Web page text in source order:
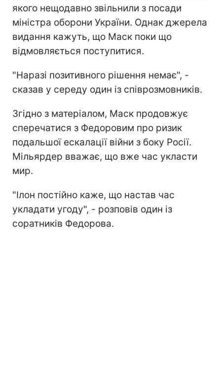
якого нещодавно звільнили з посади
міністра оборони України. Однак джерела
видання кажуть, що Маск поки що
відмовляється поступитися.
"Наразі позитивного рішення немає", -
сказав у середу один із співрозмовників.
Згідно з матеріалом, Маск продовжує
сперечатися з Федоровим про ризик
подальшої ескалації війни з боку Росії.
Мільярдер вважає, що вже час укласти
мир.
"Ілон постійно каже, що настав час
укладати угоду", - розповів один із
соратників Федорова.